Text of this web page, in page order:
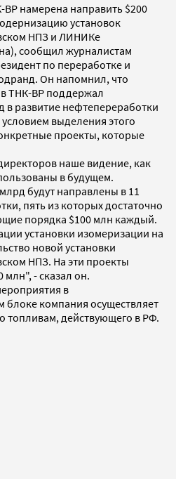
BP намерена направить $200
установок
НПЗ и ЛИНИКе
сообщил журналистам
по переработке и
Он напомнил, что
ТНК-BP поддержал
в развитие нефтепереработки
выделения этого
проекты, которые
наше видение, как
в будущем.
будут направлены в 11
пять из которых достаточно
порядка $100 млн каждый.
установки изомеризации на
новой установки
НПЗ. На эти проекты
млн", - сказал он.
в
компания осуществляет
топливам, действующего в РФ.